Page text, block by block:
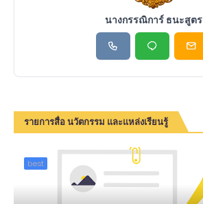
นางกรรณิการ์ ธนะสูตร
รายการสื่อ นวัตกรรม และแหล่งเรียนรู้
best